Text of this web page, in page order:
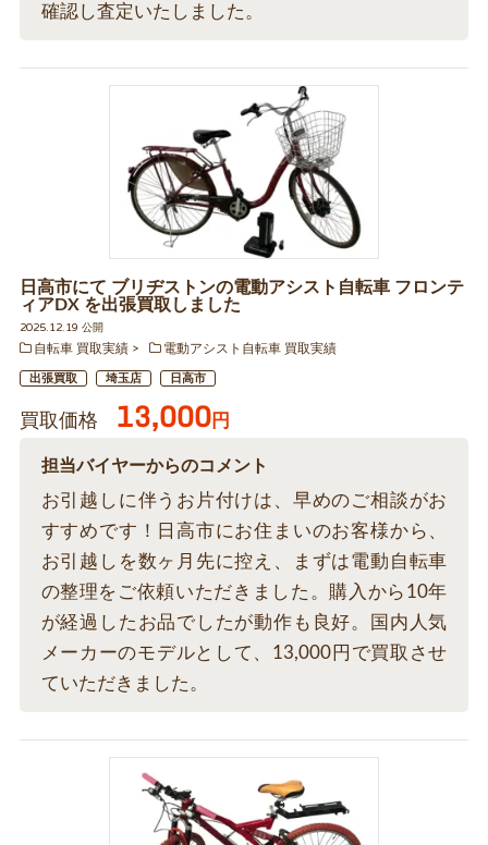
確認し査定いたしました。
日高市にて ブリヂストンの電動アシスト自転車 フロンテ
ィアDX を出張買取しました
2025.12.19 公開
自転車 買取実績
電動アシスト自転車 買取実績
出張買取 埼玉店 日高市
買取価格 13,000円
担当バイヤーからのコメント
お引越しに伴うお片付けは、早めのご相談がお
すすめです！日高市にお住まいのお客様から、
お引越しを数ヶ月先に控え、まずは電動自転車
の整理をご依頼いただきました。購入から10年
が経過したお品でしたが動作も良好。国内人気
メーカーのモデルとして、13,000円で買取させ
ていただきました。